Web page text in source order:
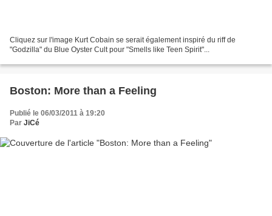
Cliquez sur l'image Kurt Cobain se serait également inspiré du riff de
"Godzilla" du Blue Oyster Cult pour "Smells like Teen Spirit"...
Boston: More than a Feeling
Publié le 06/03/2011 à 19:20
Par JiCé